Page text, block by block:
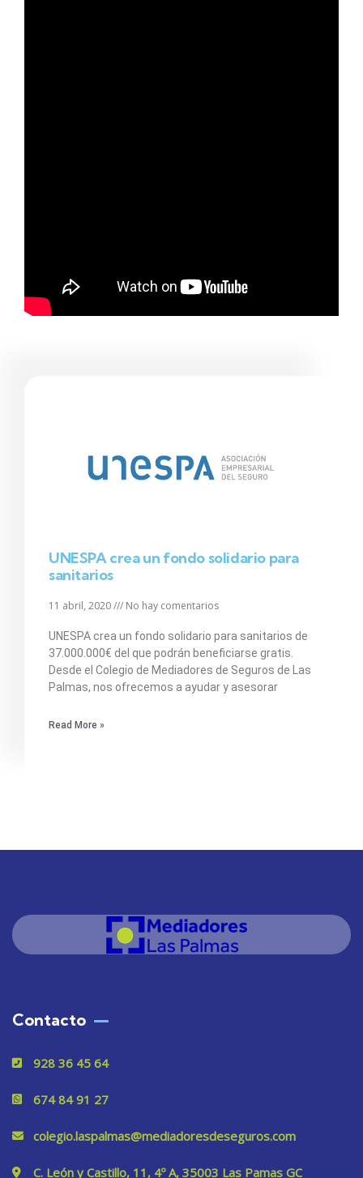
UNESPA crea un fondo solidario para
sanitarios
11 abril, 2020 No hay comentarios
UNESPA crea un fondo solidario para sanitarios de
37.000.000€ del que podrán beneficiarse gratis.
Desde el Colegio de Mediadores de Seguros de Las
Palmas, nos ofrecemos a ayudar y asesorar
Read More »
Contacto
928 36 45 64
674 84 91 27
colegio.laspalmas@mediadoresdeseguros.com
C. León y Castillo, 11, 4º A, 35003 Las Pamas GC